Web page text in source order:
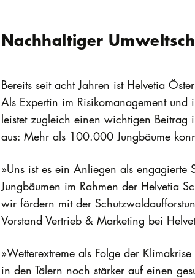
Nachhaltiger
Bereits seit acht Jahren ist Helvetia
Als Expertin im Risikomanagement
leistet zugleich einen wichtigen
aus: Mehr als 100.000 Jungbäume
»Uns ist es ein Anliegen als
Jungbäumen im Rahmen der Helvetia
wir fördern mit der
Vorstand Vertrieb & Marketing bei
»Wetterextreme als Folge der
in den Tälern noch stärker auf einen